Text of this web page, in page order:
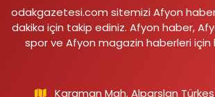
odakgazetesi.com sitemizi Afyon
dakika için takip ediniz. Afyon haber,
spor ve Afyon magazin haberleri için
Karaman Mah. Alparslan Türkeş